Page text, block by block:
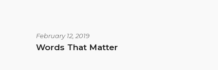
February 12, 2019
Words That Matter